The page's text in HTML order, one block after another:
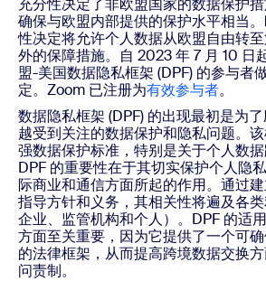
充分性决定了非欧盟国家的数据保护
确保与欧盟内部提供的保护水平相当
性决定将允许个人数据从欧盟自由转
外的保障措施。自 2023 年 7 月 10 日
盟-美国数据隐私框架 (DPF) 的参与者
定。Zoom 已注册为有效参与者。
数据隐私框架 (DPF) 的出现最初是为
越受到关注的数据保护和隐私问题。
强数据保护标准，特别是关于个人数据
DPF 的重要性在于其切实保护个人隐
际商业和通信方面所起的作用。通过
指导方针和义务，其相关性将遍及各
企业、监管机构和个人）。DPF 的适
方面至关重要，因为它提供了一个可
的法律框架，从而提高跨境数据交换
问责制。